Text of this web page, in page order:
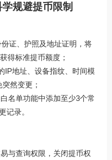
规避提币限制
份证、护照及地址证明，将
得标准提币额度；
IP地址、设备指纹、时间模
然变更；
白名单功能中添加至少3个常
记录。
易与查询权限，关闭提币权